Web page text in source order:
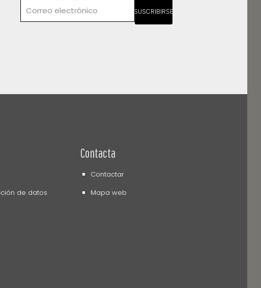
SUSCRIBIRSE
de datos
Contacta
Contactar
Mapa web